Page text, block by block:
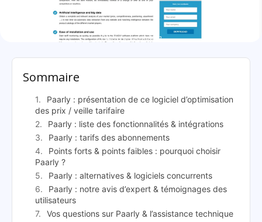
Paarly: présentation
Sommaire
Paarly : présentation de ce logiciel d’optimisation
des prix / veille tarifaire
Paarly : liste des fonctionnalités & intégrations
Paarly : tarifs des abonnements
Points forts & points faibles : pourquoi choisir
Paarly ?
Paarly : alternatives & logiciels concurrents
Paarly : notre avis d’expert & témoignages des
utilisateurs
Vos questions sur Paarly & l’assistance technique